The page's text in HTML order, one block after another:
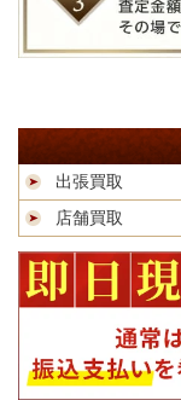
出張買取
店舗買取